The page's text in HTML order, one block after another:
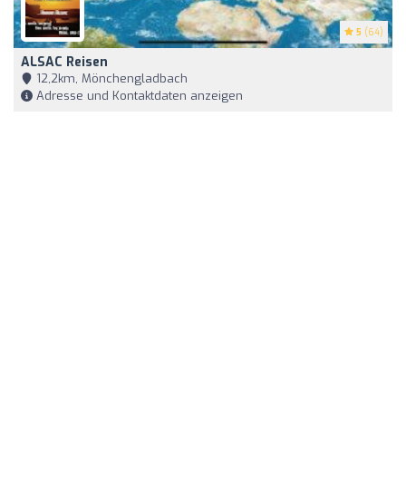
5 (64)
ALSAC Reisen
12,2km, Mönchengladbach
Adresse und Kontaktdaten anzeigen